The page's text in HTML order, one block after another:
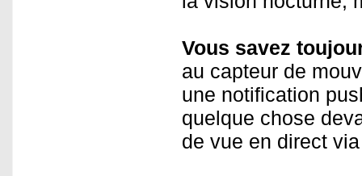
Vous savez
au capteur de
une notification
quelque chose
de vue en direct